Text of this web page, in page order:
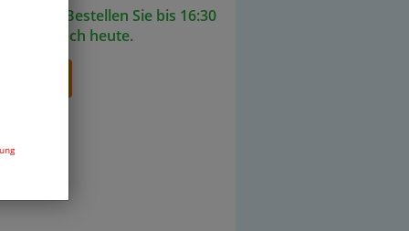
Bestellen Sie bis 16:30
noch heute.